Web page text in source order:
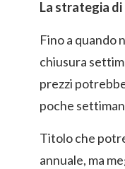
La strategia
Fino a quando
chiusura
prezzi
poche
Titolo che
annuale, ma